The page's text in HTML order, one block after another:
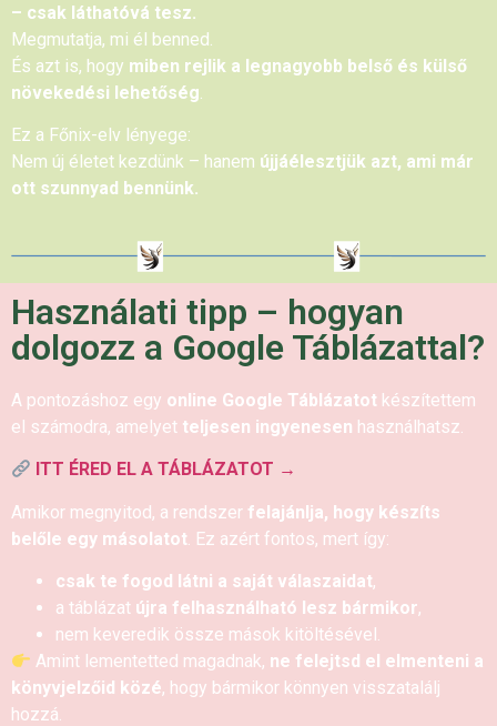
– csak láthatóvá tesz.
Megmutatja, mi él benned.
És azt is, hogy miben rejlik a legnagyobb belső és külső
növekedési lehetőség
Ez a Főnix-elv lényege:
Nem új életet kezdünk – hanem újjáélesztjük azt, ami már
ott szunnyad bennünk.
Használati tipp – hogyan
dolgozz a Google Táblázattal?
A pontozáshoz egy online Google Táblázatot készítettem
el számodra, amelyet teljesen ingyenesen használhatsz.
ITT ÉRED EL A TÁBLÁZATOT →
Amikor megnyitod, a rendszer felajánlja, hogy készíts
belőle egy másolatot . Ez azért fontos, mert így:
csak te fogod látni a saját válaszaidat,
a táblázat újra felhasználható lesz bármikor,
nem keveredik össze mások kitöltésével.
Amint lementetted magadnak, ne felejtsd el elmenteni a
könyvjelzőid közé, hogy bármikor könnyen visszatalálj
hozzá.